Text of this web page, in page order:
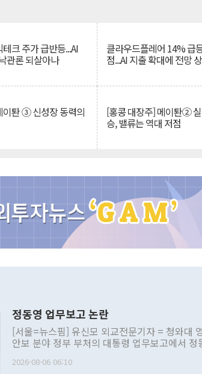
크 주가 급반등...AI
관론 되살아나
클라우드플레어 14% 급
점...AI 지출 확대에 전망
이퇀 ③ 신성장 동력의 [홍콩 대장주] 메이퇀②
승, 밸류는 역대 저점
정동영 업무보고 논란
[서울=뉴스핌] 유신모 외교전문기자 = 청와대
안보 분야 정부 부처의 대통령 업무보고에서
발언 중에는 정부 내 조율을 거치지 않은 사안을
2026-08-06 06:10